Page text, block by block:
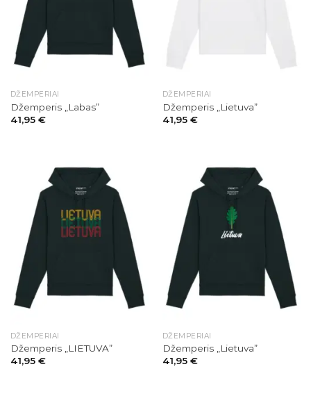
DŽEMPERIAI
Džemperis „Labas”
41,95 €
DŽEMPERIAI
Džemperis „Lietuva”
41,95 €
DŽEMPERIAI
Džemperis „LIETUVA”
41,95 €
DŽEMPERIAI
Džemperis „Lietuva”
41,95 €